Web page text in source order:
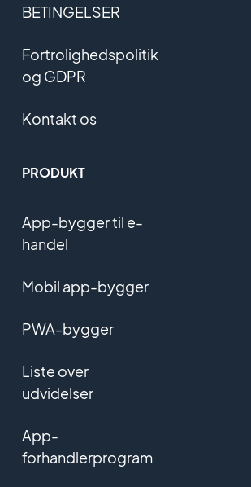
BETINGELSER
Fortrolighedspolitik
og GDPR
Kontakt os
PRODUKT
App-bygger til e-
handel
Mobil app-bygger
PWA-bygger
Liste over
udvidelser
App-
forhandlerprogram